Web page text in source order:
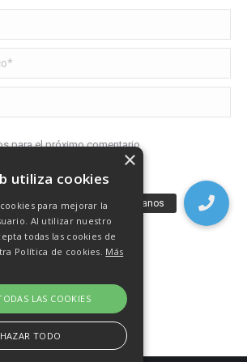
*
para el próximo comentario
utiliza cookies
para mejorar la
Al utilizar nuestro
todas las cookies de
Política de cookies. Más
LAS COOKIES
TODO
×